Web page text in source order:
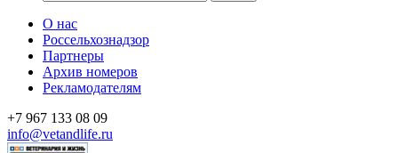
О нас
Россельхознадзор
Партнеры
Архив номеров
Рекламодателям
+7 967 133 08 09
info@vetandlife.ru